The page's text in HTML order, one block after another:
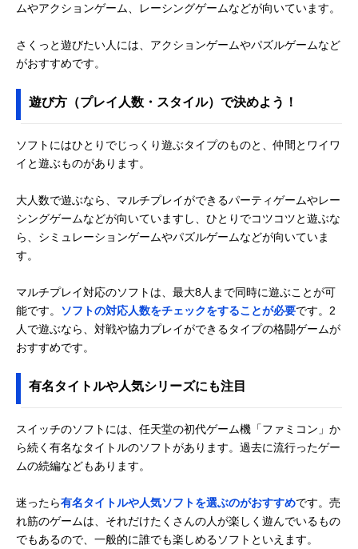
ムやアクションゲーム、レーシングゲームなどが向いています。
さくっと遊びたい人には、アクションゲームやパズルゲームなど
がおすすめです。
遊び方（プレイ人数・スタイル）で決めよう！
ソフトにはひとりでじっくり遊ぶタイプのものと、仲間とワイワ
イと遊ぶものがあります。
大人数で遊ぶなら、マルチプレイができるパーティゲームやレー
シングゲームなどが向いていますし、ひとりでコツコツと遊ぶな
ら、シミュレーションゲームやパズルゲームなどが向いていま
す。
マルチプレイ対応のソフトは、最大8人まで同時に遊ぶことが可
能です。 ソフトの対応人数をチェックをすることが必要です。2
人で遊ぶなら、対戦や協力プレイができるタイプの格闘ゲームが
おすすめです。
有名タイトルや人気シリーズにも注目
スイッチのソフトには、任天堂の初代ゲーム機「ファミコン」か
ら続く有名なタイトルのソフトがあります。過去に流行ったゲー
ムの続編などもあります。
迷ったら有名タイトルや人気ソフトを選ぶのがおすすめです。売
れ筋のゲームは、それだけたくさんの人が楽しく遊んでいるもの
でもあるので、一般的に誰でも楽しめるソフトといえます。